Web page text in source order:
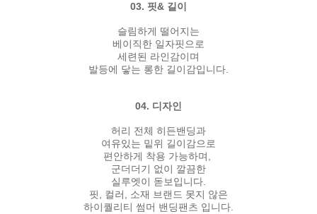
03. 핏& 길이
슬림하게 떨어지는
베이직한 일자핏으로
세련된 라인감이며
발등에 닿는 롱한 길이감입니다.
04. 디자인
허리 전체 히든밴딩과
여유있는 밑위 길이감으로
편안하게 착용 가능하며,
군더더기 없이 깔끔한
실루엣이 돋보입니다.
핏, 컬러, 소재 브랜드 못지 않은
하이퀄리티 썸머 밴딩팬츠 입니다.